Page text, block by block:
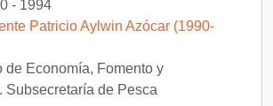
- 1994
Patricio Aylwin Azócar (1990-
de Economía, Fomento y
Subsecretaría de Pesca